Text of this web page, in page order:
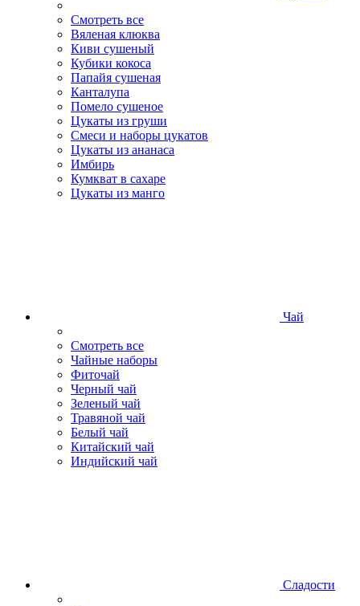
Смотреть все
Вяленая клюква
Киви сушеный
Кубики кокоса
Папайя сушеная
Канталупа
Помело сушеное
Цукаты из груши
Смеси и наборы цукатов
Цукаты из ананаса
Имбирь
Кумкват в сахаре
Цукаты из манго
Чай
Смотреть все
Чайные наборы
Фиточай
Черный чай
Зеленый чай
Травяной чай
Белый чай
Китайский чай
Индийский чай
Сладости